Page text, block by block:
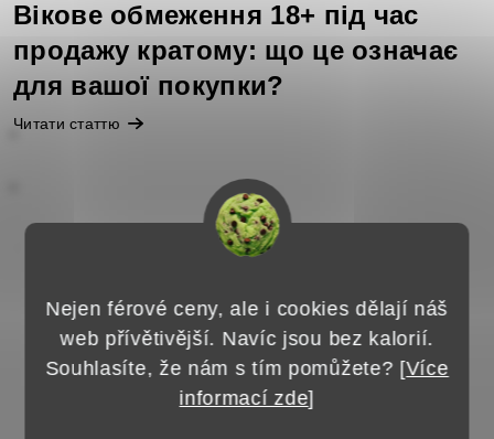
Nejen férové ceny, ale i cookies dělají náš
web přívětivější. Navíc jsou bez kalorií.
Souhlasíte, že nám s tím pomůžete? [Více
informací zde]
Вікове обмеження 18+ під час
продажу кратому: що це означає
для вашої покупки?
Читати статтю